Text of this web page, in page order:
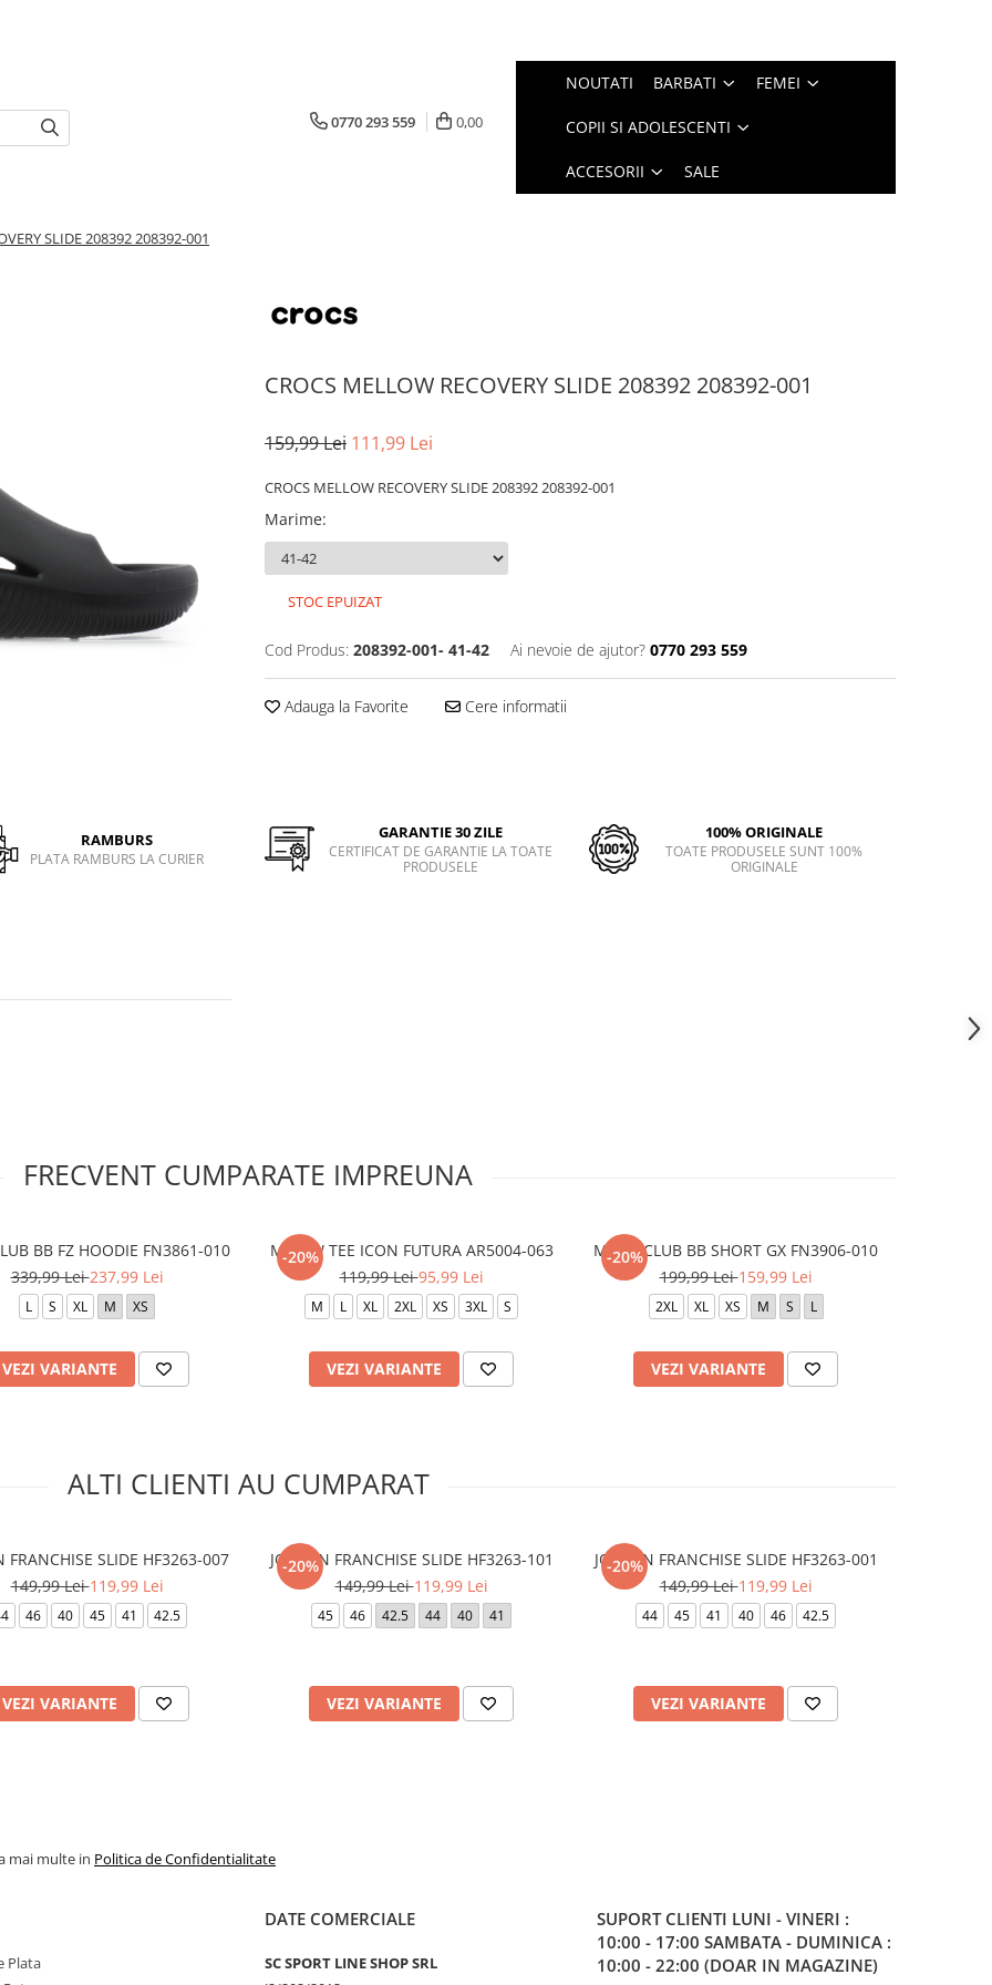
0770 293 559 0,00
NOUTATI BARBATI FEMEI
COPII SI ADOLESCENTI
ACCESORII SALE
SLIDE 208392 208392-001
CROCS MELLOW RECOVERY SLIDE 208392 208392-001
159,99 Lei 111,99 Lei
CROCS MELLOW RECOVERY SLIDE 208392 208392-001
Marime:
STOC EPUIZAT
Cod Produs: 208392-001- 41-42 Ai nevoie de ajutor? 0770 293 559
Adauga la Favorite Cere informatii
RAMBURS
PLATA RAMBURS LA CURIER
GARANTIE 30 ZILE
CERTIFICAT DE GARANTIE LA TOATE
PRODUSELE
100% ORIGINALE
TOATE PRODUSELE SUNT 100%
ORIGINALE
FRECVENT CUMPARATE IMPREUNA
BB FZ HOODIE FN3861-010
339,99 Lei237,99 Lei
L S XL M XS
VEZI VARIANTE
-20%
M NSW TEE ICON FUTURA AR5004-063
119,99 Lei95,99 Lei
M L XL 2XL XS 3XL S
VEZI VARIANTE
-20%
M N K CLUB BB SHORT GX FN3906-010
199,99 Lei159,99 Lei
2XL XL XS M S L
VEZI VARIANTE
ALTI CLIENTI AU CUMPARAT
FRANCHISE SLIDE HF3263-007
149,99 Lei119,99 Lei
46 40 45 41 42.5
VEZI VARIANTE
-20%
JORDAN FRANCHISE SLIDE HF3263-101
149,99 Lei119,99 Lei
45 46 42.5 44 40 41
VEZI VARIANTE
-20%
JORDAN FRANCHISE SLIDE HF3263-001
149,99 Lei119,99 Lei
44 45 41 40 46 42.5
VEZI VARIANTE
mai multe in Politica de Confidentialitate
Plata
DATE COMERCIALE
SC SPORT LINE SHOP SRL
SUPORT CLIENTI LUNI - VINERI :
10:00 - 17:00 SAMBATA - DUMINICA :
10:00 - 22:00 (DOAR IN MAGAZINE)